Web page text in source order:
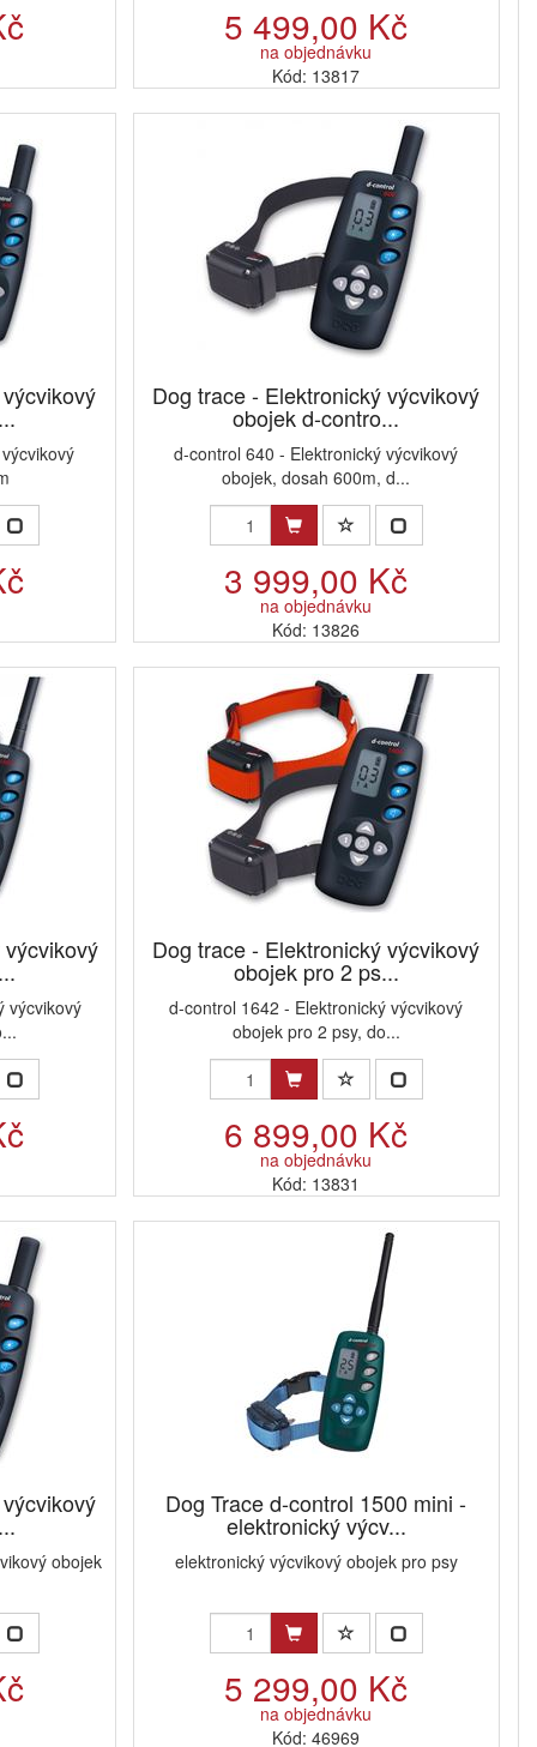
5 499,00 Kč
na objednávku
Kód: 13817
Dog trace - Elektronický výcvikový
obojek d-contro...
d-control 640 - Elektronický výcvikový
obojek, dosah 600m, d...
3 999,00 Kč
na objednávku
Kód: 13826
výcvikový
Dog trace - Elektronický výcvikový
obojek pro 2 ps...
d-control 1642 - Elektronický výcvikový
obojek pro 2 psy, do...
6 899,00 Kč
na objednávku
Kód: 13831
obojek
Dog Trace d-control 1500 mini -
elektronický výcv...
elektronický výcvikový obojek pro psy
5 299,00 Kč
na objednávku
Kód: 46969